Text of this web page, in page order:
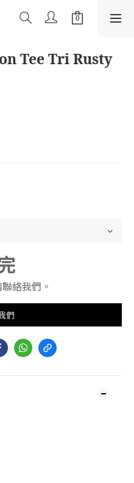
Tee Tri Rusty
絡我們。
們